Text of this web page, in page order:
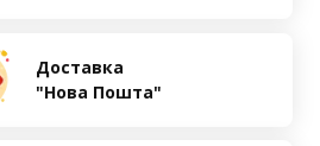
Доставка
"Нова Пошта"